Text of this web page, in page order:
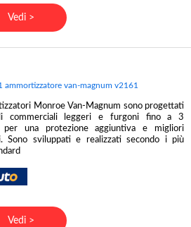
Vedi >
ammortizzatore van-magnum v2161
Monroe Van-Magnum sono progettati
commerciali leggeri e furgoni fino a 3
per una protezione aggiuntiva e migliori
Sono sviluppati e realizzati secondo i più
Vedi >